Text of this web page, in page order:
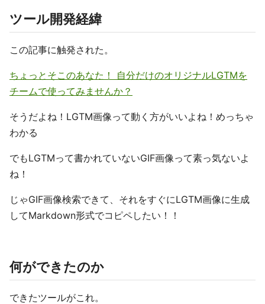
ツール開発経緯
この記事に触発された。
ちょっとそこのあなた！ 自分だけのオリジナルLGTMを
チームで使ってみませんか？
そうだよね！LGTM画像って動く方がいいよね！めっちゃ
わかる
でもLGTMって書かれていないGIF画像って素っ気ないよ
ね！
じゃGIF画像検索できて、それをすぐにLGTM画像に生成
してMarkdown形式でコピペしたい！！
何ができたのか
できたツールがこれ。